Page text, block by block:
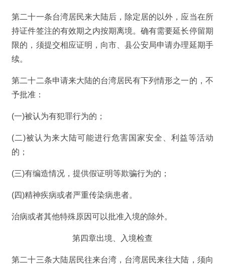
第二十一条台湾居民来大陆后，除定居的以外，应当在所
持证件签注的有效期之内按期离境。确有需要延长停留期
限的，须提交相应证明，向市、县公安局申请办理延期手
续。
第二十二条申请来大陆的台湾居民有下列情形之一的，不
予批准：
(一)被认为有犯罪行为的；
(二)被认为来大陆可能进行危害国家安全、利益等活动
的；
(三)有编造情况，提供假证明等欺骗行为的；
(四)精神疾病或者严重传染病患者。
治病或者其他特殊原因可以批准入境的除外。
第四章出境、入境检查
第二十三条大陆居民往来台湾，台湾居民来往大陆，须向